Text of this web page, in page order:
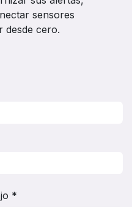
*
sensores
desde cero.